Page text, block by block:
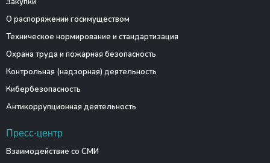
О распоряжении госимуществом
Техническое нормирование и стандартизация
Охрана труда и пожарная безопасность
Контрольная (надзорная) деятельность
Кибербезопасность
Антикоррупционная деятельность
Пресс-центр
Взаимодействие со СМИ